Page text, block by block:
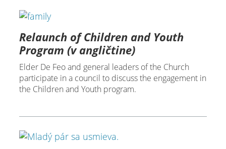
Relaunch of Children and Youth
Program (v angličtine)
Elder De Feo and general leaders of the Church
participate in a council to discuss the engagement in
the Children and Youth program.